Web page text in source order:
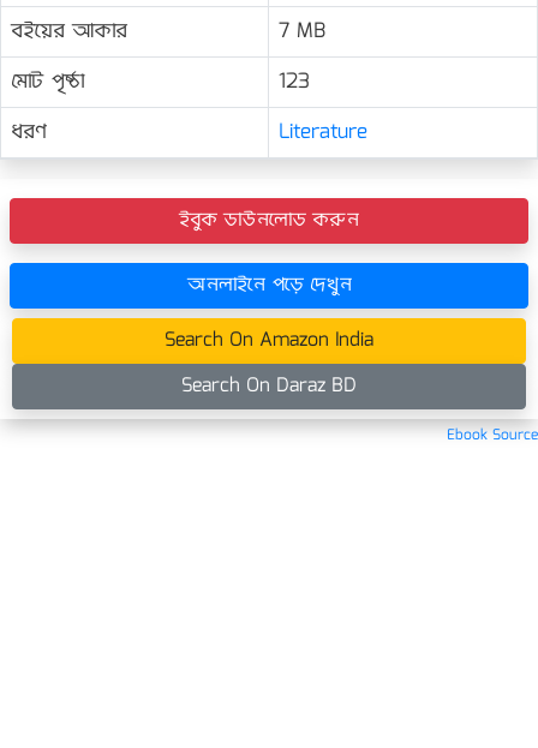
বইয়ের আকার
7 MB
মোট পৃষ্ঠা
123
ধরণ
Literature
ইবুক ডাউনলোড করুন
অনলাইনে পড়ে দেখুন
Search On Amazon India
Search On Daraz BD
Ebook Source